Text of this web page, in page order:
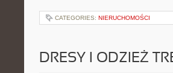
CATEGORIES: NIERUCHOMOŚCI
DRESY I ODZIEŻ